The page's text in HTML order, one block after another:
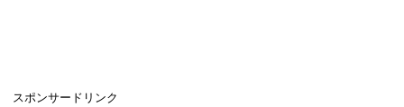
スポンサードリンク